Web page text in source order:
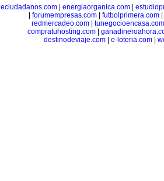
eciudadanos.com| energiaorganica.com|
forumempresas.com futbolprimera.com
redmercadeo.com| tunegocioencasa.com
compratuhosting.com|
destinodeviaje.com
e-loteria.com